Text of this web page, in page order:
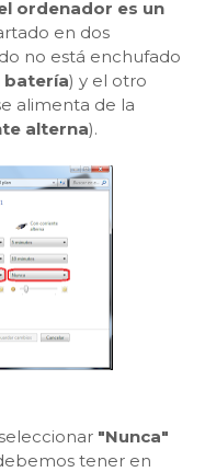
ordenador es un
en dos
no está enchufado
batería) y el otro
alimenta de la
alterna).
"Nunca"
tener en